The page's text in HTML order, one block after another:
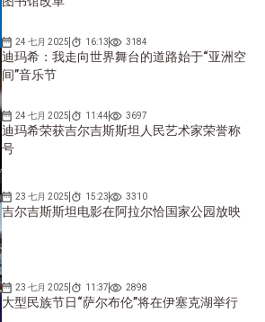
24 七月 2025 16:13 3184
迪玛希：我走向世界舞台的道路始于“亚洲空
间”音乐节
24 七月 2025 11:44 3697
迪玛希荣获吉尔吉斯斯坦人民艺术家荣誉称
号
23 七月 2025 15:23 3310
吉尔吉斯斯坦电影在阿拉尔恰国家公园放映
23 七月 2025 11:37 2898
大型民族节日“萨尔布伦”将在伊塞克湖举行